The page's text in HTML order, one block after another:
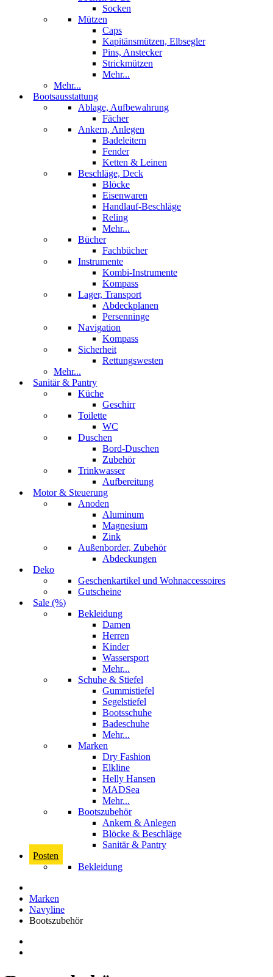
Socken
Mützen
Caps
Kapitänsmützen, Elbsegler
Pins, Anstecker
Strickmützen
Mehr...
Mehr...
Bootsausstattung
Ablage, Aufbewahrung
Fächer
Ankern, Anlegen
Badeleitern
Fender
Ketten & Leinen
Beschläge, Deck
Blöcke
Eisenwaren
Handlauf-Beschläge
Reling
Mehr...
Bücher
Fachbücher
Instrumente
Kombi-Instrumente
Kompass
Lager, Transport
Abdeckplanen
Persenninge
Navigation
Kompass
Sicherheit
Rettungswesten
Mehr...
Sanitär & Pantry
Küche
Geschirr
Toilette
WC
Duschen
Bord-Duschen
Zubehör
Trinkwasser
Aufbereitung
Motor & Steuerung
Anoden
Aluminum
Magnesium
Zink
Außenborder, Zubehör
Abdeckungen
Deko
Geschenkartikel und Wohnaccessoires
Gutscheine
Sale (%)
Bekleidung
Damen
Herren
Kinder
Wassersport
Mehr...
Schuhe & Stiefel
Gummistiefel
Segelstiefel
Bootsschuhe
Badeschuhe
Mehr...
Marken
Dry Fashion
Elkline
Helly Hansen
MADSea
Mehr...
Bootszubehör
Ankern & Anlegen
Blöcke & Beschläge
Sanitär & Pantry
Posten
Bekleidung
Marken
Navyline
Bootszubehör